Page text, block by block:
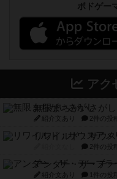
ボドゲー
アク
無限まちがいさがし
紹介文あり 2件の投
リワイルド：サウ
2件の投
アンダー・ザ・テ
紹介文あり 1件の投